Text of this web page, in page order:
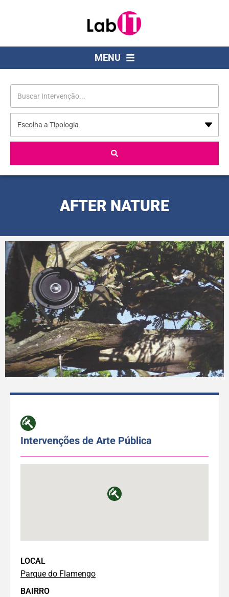
MENU
AFTER NATURE
Intervenções de Arte Pública
LOCAL
Parque do Flamengo
BAIRRO